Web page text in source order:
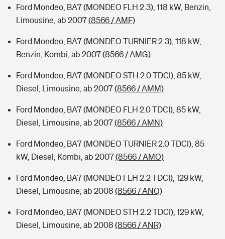
Ford Mondeo, BA7 (MONDEO FLH 2.3), 118 kW, Benzin,
Limousine, ab 2007(8566 / AMF)
Ford Mondeo, BA7 (MONDEO TURNIER 2.3), 118 kW,
Benzin, Kombi, ab 2007(8566 / AMG)
Ford Mondeo, BA7 (MONDEO STH 2.0 TDCI), 85 kW,
Diesel, Limousine, ab 2007(8566 / AMM)
Ford Mondeo, BA7 (MONDEO FLH 2.0 TDCI), 85 kW,
Diesel, Limousine, ab 2007(8566 / AMN)
Ford Mondeo, BA7 (MONDEO TURNIER 2.0 TDCI), 85
kW, Diesel, Kombi, ab 2007(8566 / AMO)
Ford Mondeo, BA7 (MONDEO FLH 2.2 TDCI), 129 kW,
Diesel, Limousine, ab 2008 (8566 / ANQ)
Ford Mondeo, BA7 (MONDEO STH 2.2 TDCI), 129 kW,
Diesel, Limousine, ab 2008 (8566 / ANR)